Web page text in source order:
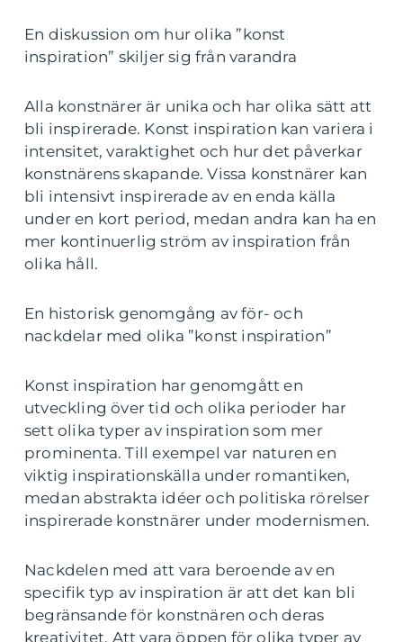
En diskussion om hur olika ”konst
inspiration” skiljer sig från varandra
Alla konstnärer är unika och har olika sätt att
bli inspirerade. Konst inspiration kan variera i
intensitet, varaktighet och hur det påverkar
konstnärens skapande. Vissa konstnärer kan
bli intensivt inspirerade av en enda källa
under en kort period, medan andra kan ha en
mer kontinuerlig ström av inspiration från
olika håll.
En historisk genomgång av för- och
nackdelar med olika ”konst inspiration”
Konst inspiration har genomgått en
utveckling över tid och olika perioder har
sett olika typer av inspiration som mer
prominenta. Till exempel var naturen en
viktig inspirationskälla under romantiken,
medan abstrakta idéer och politiska rörelser
inspirerade konstnärer under modernismen.
Nackdelen med att vara beroende av en
specifik typ av inspiration är att det kan bli
begränsande för konstnären och deras
kreativitet. Att vara öppen för olika typer av